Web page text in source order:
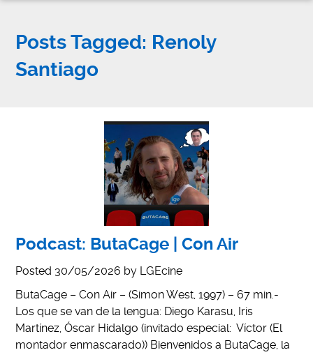
Posts Tagged: Renoly
Santiago
Podcast: ButaCage | Con Air
Posted 30/05/2026 by LGEcine
ButaCage – Con Air – (Simon West, 1997) – 67 min.-
Los que se van de la lengua: Diego Karasu, Iris
Martínez, Óscar Hidalgo (invitado especial: Víctor (El
montador enmascarado)) Bienvenidos a ButaCage, la